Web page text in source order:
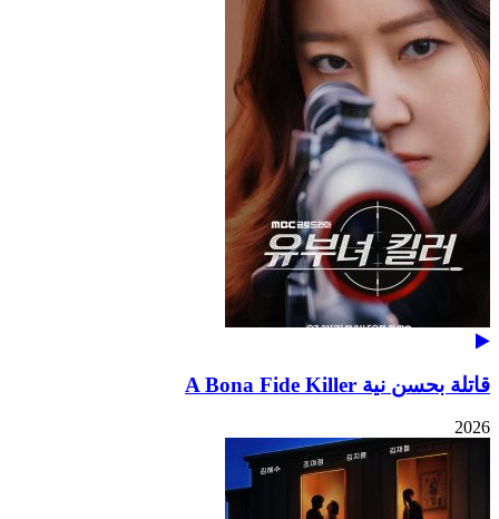
قاتلة بحسن نية A Bona Fide Killer
2026